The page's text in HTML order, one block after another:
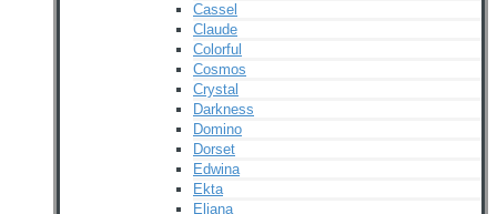
Cassel
Claude
Colorful
Cosmos
Crystal
Darkness
Domino
Dorset
Edwina
Ekta
Eliana